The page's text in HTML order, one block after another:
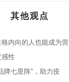
其他观点
内向的人也能成为营
性
牌七星阵”，助力疫